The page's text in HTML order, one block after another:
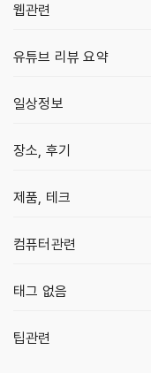
웹관련
유튜브 리뷰 요약
일상정보
장소, 후기
제품, 테크
컴퓨터관련
태그 없음
팁관련